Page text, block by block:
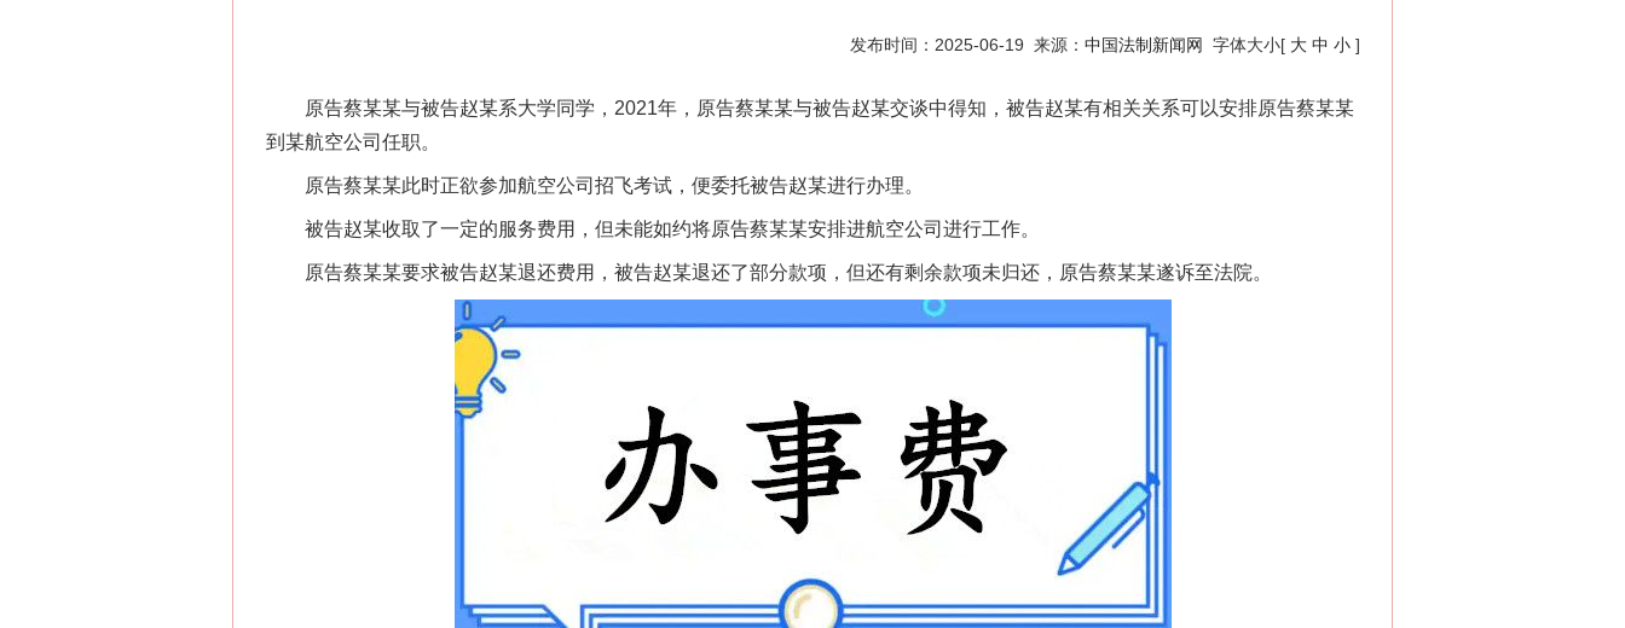
发布时间：2025-06-19 来源： 中国法制新闻网 字体大小[ 大 中 小 ]
原告蔡某某与被告赵某系大学同学，2021年，原告蔡某某与被告赵某交谈中得知，被告赵某有相关关系可以安排原告蔡某某
到某航空公司任职。
原告蔡某某此时正欲参加航空公司招飞考试，便委托被告赵某进行办理。
被告赵某收取了一定的服务费用，但未能如约将原告蔡某某安排进航空公司进行工作。
原告蔡某某要求被告赵某退还费用，被告赵某退还了部分款项，但还有剩余款项未归还，原告蔡某某遂诉至法院。